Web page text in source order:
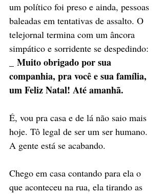
um político foi preso e ainda, pessoas
baleadas em tentativas de assalto. O
telejornal termina com um âncora
simpático e sorridente se despedindo:
Muito obrigado por sua
companhia, pra você e sua família,
um Feliz Natal! Até amanhã.
É, vou pra casa e de lá não saio mais
hoje. Tô legal de ser um ser humano.
A gente está se acabando.
Chego em casa contando para ela o
que aconteceu na rua, ela tirando as